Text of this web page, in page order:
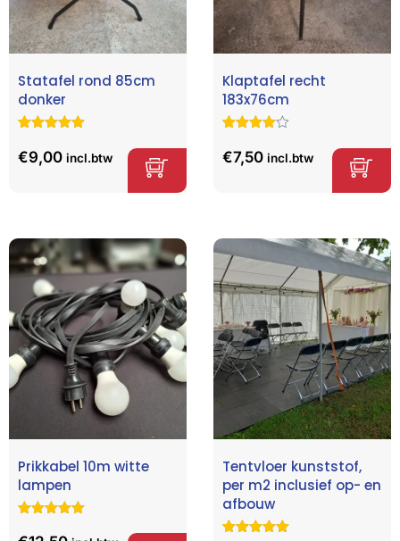
Statafel rond 85cm
donker
5.00 op 5
gebaseerd
€9,00 incl.btw
Klaptafel recht
183x76cm
d4.68op
5
€7,50 incl.btw
Prikkabel 10m witte
lampen
5.00op 5
Tentvloer kunststof,
per m2 inclusief op- en
afbouw